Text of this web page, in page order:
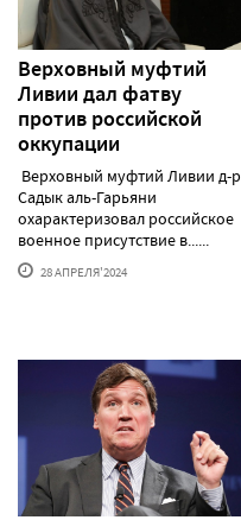
Верховный муфтий
Ливии дал фатву
против российской
оккупации
Верховный муфтий Ливии д-р
Садык аль-Гарьяни
охарактеризовал российское
военное присутствие в......
28 АПРЕЛЯ'2024